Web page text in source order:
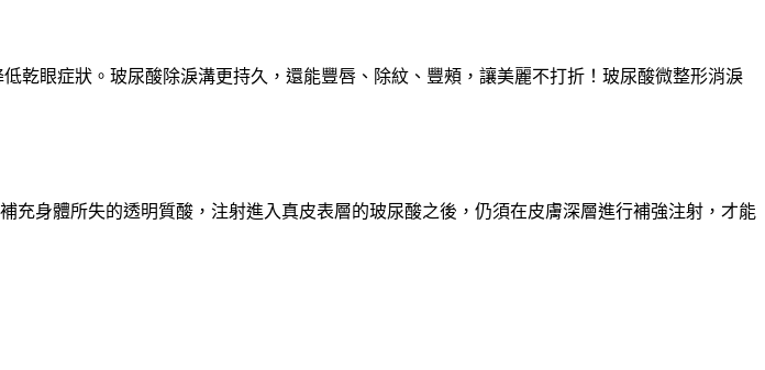
乾眼症狀。玻尿酸除淚溝更持久，還能豐唇、除紋、豐頰，讓美麗不打折！玻尿酸微整形消淚
身體所失的透明質酸，注射進入真皮表層的玻尿酸之後，仍須在皮膚深層進行補強注射，才能